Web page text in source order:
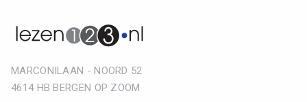
MARCONILAAN - NOORD 52
4614 HB BERGEN OP ZOOM